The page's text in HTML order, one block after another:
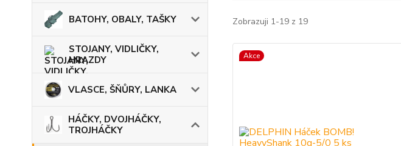
BATOHY, OBALY, TAŠKY
STOJANY, VIDLIČKY,
HRAZDY
VLASCE, ŠŇŮRY, LANKA
HÁČKY, DVOJHÁČKY,
TROJHÁČKY
Zobrazuji 1-19 z 19
Akce